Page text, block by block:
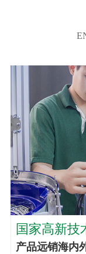
国家高新技
产品远销海内